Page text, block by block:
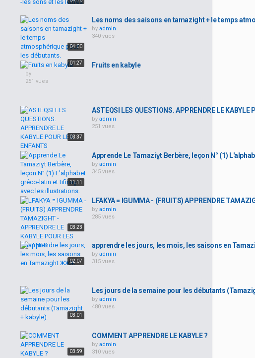
04:00
Les noms des saisons en tamazight + le temps
by admin
340 vues
01:27 Fruits en kabyle
by
251 vues
03:37
ASTEQSI LES QUESTIONS. APPRENDRE LE KABYLE
by admin
251 vues
11:11
Apprende Le Tamaziɣt Berbère, leçon N° (1)
by admin
345 vues
03:23
LFAKYA = IGUMMA - (FRUITS) APPRENDRE
by admin
285 vues
02:07
apprendre les jours, les mois, les saisons en
by admin
315 vues
03:01
Les jours de la semaine pour les débutants
by admin
480 vues
03:59
COMMENT APPRENDRE LE KABYLE ?
by admin
310 vues